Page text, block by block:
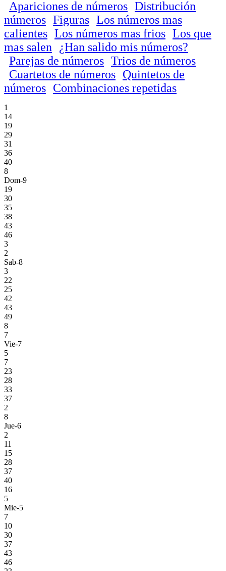
Apariciones de números Distribución
números Figuras Los números mas
calientes Los números mas frios Los que
mas salen
¿Han salido mis números?
Parejas de números Trios de números
Cuartetos de números Quintetos de
números Combinaciones repetidas
1
14
19
29
31
36
40
8
Dom-9
19
30
35
38
43
46
3
2
Sab-8
3
22
25
42
43
49
8
7
Vie-7
5
7
23
28
33
37
2
8
Jue-6
2
11
15
28
37
40
16
5
Mie-5
7
10
30
37
43
46